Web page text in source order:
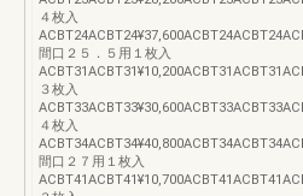
４枚入
間口２５．５用１枚入
３枚入
４枚入
間口２７用１枚入